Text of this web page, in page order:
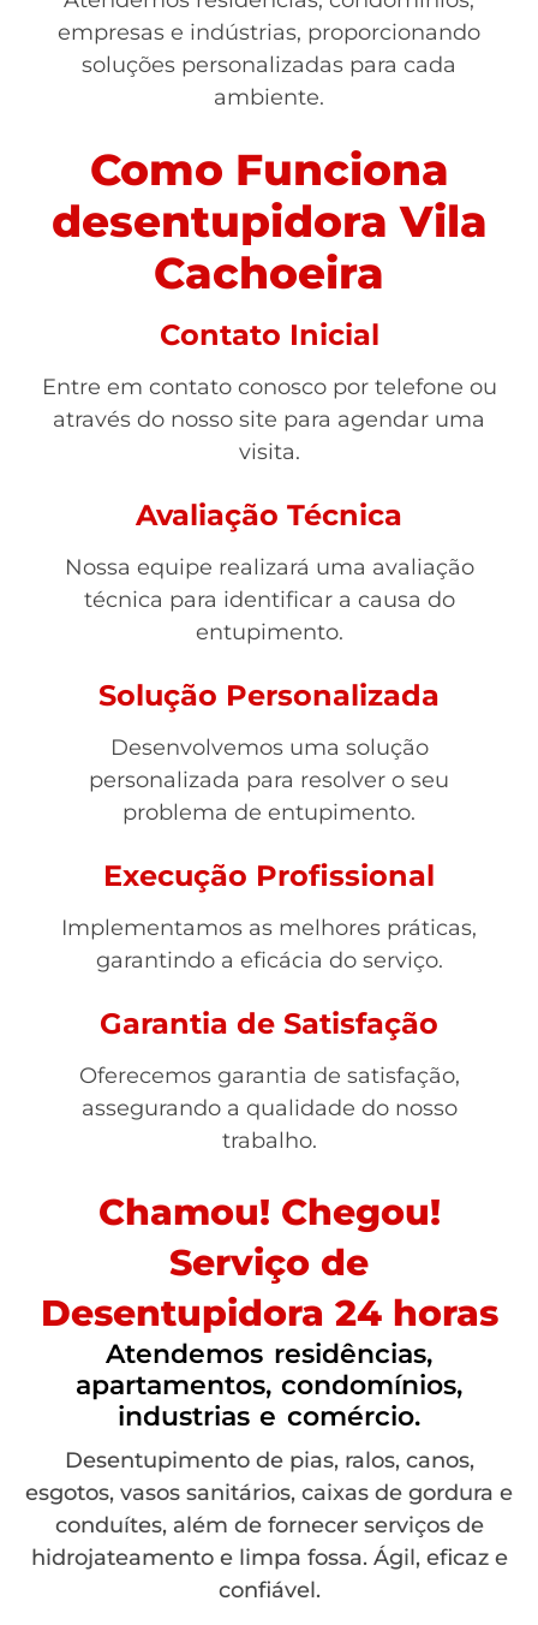
empresas e indústrias, proporcionando
soluções personalizadas para cada
ambiente.
Como Funciona
desentupidora Vila
Cachoeira
Contato Inicial
Entre em contato conosco por telefone ou
através do nosso site para agendar uma
visita.
Avaliação Técnica
Nossa equipe realizará uma avaliação
técnica para identificar a causa do
entupimento.
Solução Personalizada
Desenvolvemos uma solução
personalizada para resolver o seu
problema de entupimento.
Execução Profissional
Implementamos as melhores práticas,
garantindo a eficácia do serviço.
Garantia de Satisfação
Oferecemos garantia de satisfação,
assegurando a qualidade do nosso
trabalho.
Chamou! Chegou!
Serviço de
Desentupidora 24 horas
Atendemos residências,
apartamentos, condomínios,
industrias e comércio.
Desentupimento de pias, ralos, canos,
esgotos, vasos sanitários, caixas de gordura e
conduítes, além de fornecer serviços de
hidrojateamento e limpa fossa. Ágil, eficaz e
confiável.